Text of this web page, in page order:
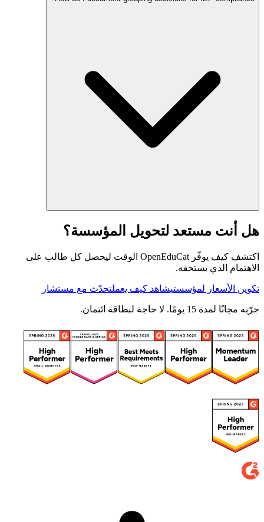
هل أنت مستعد لتحويل المؤسسة؟
اكتشف كيف يوفّر OpenEduCat الوقت ليحصل كل طالب على
الاهتمام الذي يستحقه.
تكوين الأسعار لمؤسستيشاهد كيف يعملتحدّث مع مستشار
جرّبه مجانًا لمدة 15 يومًا. لا حاجة لبطاقة ائتمان.